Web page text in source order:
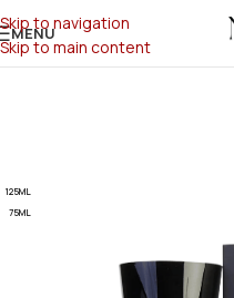
Skip to navigation
Skip to main content
MENU
125ML
75ML